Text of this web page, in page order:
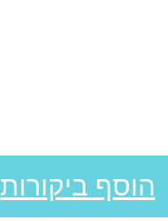
הוסף ביקורות